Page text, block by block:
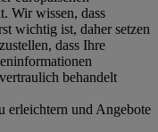
Wir wissen, dass
wichtig ist, daher setzen
dass Ihre
behandelt
erleichtern und Angebote